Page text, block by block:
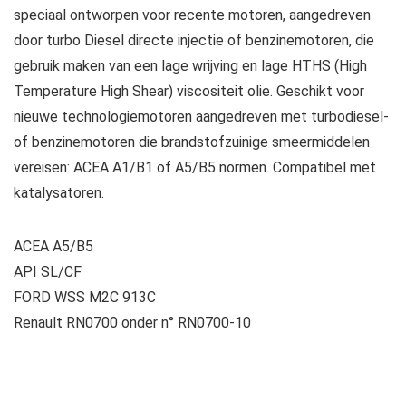
speciaal ontworpen voor recente motoren, aangedreven
door turbo Diesel directe injectie of benzinemotoren, die
gebruik maken van een lage wrijving en lage HTHS (High
Temperature High Shear) viscositeit olie. Geschikt voor
nieuwe technologiemotoren aangedreven met turbodiesel-
of benzinemotoren die brandstofzuinige smeermiddelen
vereisen: ACEA A1/B1 of A5/B5 normen. Compatibel met
katalysatoren.
ACEA A5/B5
API SL/CF
FORD WSS M2C 913C
Renault RN0700 onder n° RN0700-10